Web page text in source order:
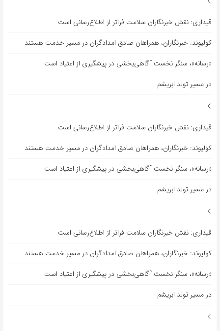
قیداری: نقش خبرنگاران سلامت فراتر از اطلاع‌رسانی است
کولیوند: خبرنگاران، همراهان صادق امدادگران در مسیر خدمت هستند
«رسانه»، سنگر نخست آگاهی‌بخشی در پیشگیری از اعتیاد است
در مسیر تولد ابریشم
قیداری: نقش خبرنگاران سلامت فراتر از اطلاع‌رسانی است
کولیوند: خبرنگاران، همراهان صادق امدادگران در مسیر خدمت هستند
«رسانه»، سنگر نخست آگاهی‌بخشی در پیشگیری از اعتیاد است
در مسیر تولد ابریشم
قیداری: نقش خبرنگاران سلامت فراتر از اطلاع‌رسانی است
کولیوند: خبرنگاران، همراهان صادق امدادگران در مسیر خدمت هستند
«رسانه»، سنگر نخست آگاهی‌بخشی در پیشگیری از اعتیاد است
در مسیر تولد ابریشم